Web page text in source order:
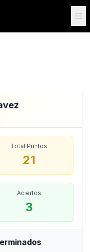
Total Puntos
21
Aciertos
3